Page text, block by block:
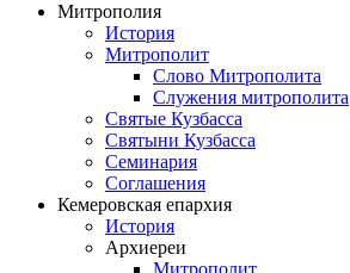
Митрополия
История
Митрополит
Слово Митрополита
Служения митрополита
Святые Кузбасса
Святыни Кузбасса
Семинария
Соглашения
Кемеровская епархия
История
Архиереи